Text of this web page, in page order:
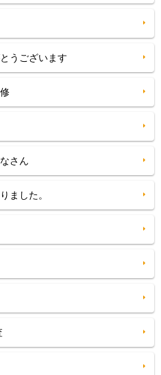
うございます
さん
ました。